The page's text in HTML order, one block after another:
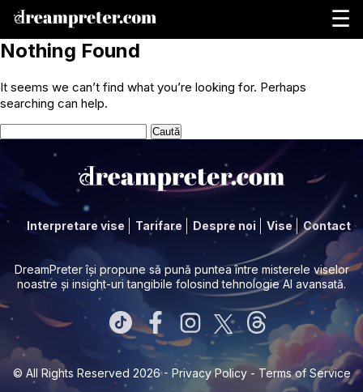
☰
Nothing Found
It seems we can’t find what you’re looking for. Perhaps
searching can help.
Caută
după:
Interpretare vise Tarifare Despre noi Vise Contact
DreamPreter își propune să pună puntea între misterele viselor
noastre și insight-uri tangibile folosind tehnologie AI avansată.
© All Rights Reserved 2026 - Privacy Policy- Terms of Service